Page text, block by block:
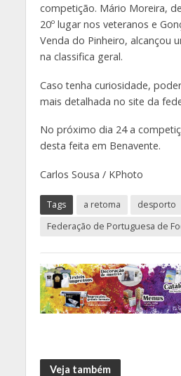
competição. Mário Moreira,
20º lugar nos veteranos e
Venda do Pinheiro, alcançou
na classifica geral.
Caso tenha curiosidade,
mais detalhada no site da
No próximo dia 24 a
desta feita em Benavente.
Carlos Sousa / KPhoto
Tags a retoma
desporto
Federação de Portuguesa de
Veja também